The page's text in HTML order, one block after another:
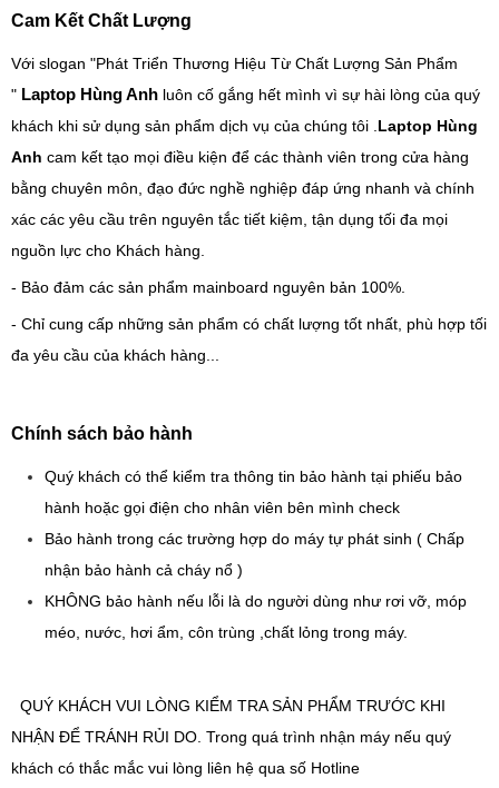
Cam Kết Chất Lượng
Với slogan "Phát Triển Thương Hiệu Từ Chất Lượng Sản Phẩm
" Laptop Hùng Anh luôn cố gắng hết mình vì sự hài lòng của quý
khách khi sử dụng sản phẩm dịch vụ của chúng tôi .Laptop Hùng
Anh cam kết tạo mọi điều kiện để các thành viên trong cửa hàng
bằng chuyên môn, đạo đức nghề nghiệp đáp ứng nhanh và chính
xác các yêu cầu trên nguyên tắc tiết kiệm, tận dụng tối đa mọi
nguồn lực cho Khách hàng.
- Bảo đảm các sản phẩm mainboard nguyên bản 100%.
- Chỉ cung cấp những sản phẩm có chất lượng tốt nhất, phù hợp tối
đa yêu cầu của khách hàng...
Chính sách bảo hành
Quý khách có thể kiểm tra thông tin bảo hành tại phiếu bảo
hành hoặc gọi điện cho nhân viên bên mình check
Bảo hành trong các trường hợp do máy tự phát sinh ( Chấp
nhận bảo hành cả cháy nổ )
KHÔNG bảo hành nếu lỗi là do người dùng như rơi vỡ, móp
méo, nước, hơi ẩm, côn trùng ,chất lỏng trong máy.
QUÝ KHÁCH VUI LÒNG KIỂM TRA SẢN PHẨM TRƯỚC KHI
NHẬN ĐỂ TRÁNH RỦI DO. Trong quá trình nhận máy nếu quý
khách có thắc mắc vui lòng liên hệ qua số Hotline